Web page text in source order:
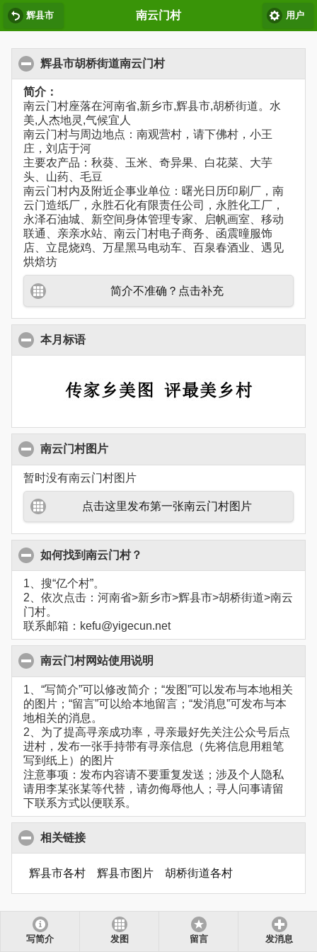
辉县市 南云门村 用户
辉县市胡桥街道南云门村
简介：
南云门村座落在河南省,新乡市,辉县市,胡桥街道。水
美,人杰地灵,气候宜人
南云门村与周边地点：南观营村，请下佛村，小王
庄，刘店于河
主要农产品：秋葵、玉米、奇异果、白花菜、大芋
头、山药、毛豆
南云门村内及附近企事业单位：曙光日历印刷厂，南
云门造纸厂，永胜石化有限责任公司，永胜化工厂，
永泽石油城、新空间身体管理专家、启帆画室、移动
联通、亲亲水站、南云门村电子商务、函震曈服饰
店、立昆烧鸡、万星黑马电动车、百泉春酒业、遇见
烘焙坊
简介不准确？点击补充
本月标语
南云门村图片
暂时没有南云门村图片
点击这里发布第一张南云门村图片
如何找到南云门村？
1、搜“亿个村”。
2、依次点击：河南省>新乡市>辉县市>胡桥街道>南云
门村。
联系邮箱：kefu@yigecun.net
南云门村网站使用说明
1、“写简介”可以修改简介；“发图”可以发布与本地相关
的图片；“留言”可以给本地留言；“发消息”可发布与本
地相关的消息。
2、为了提高寻亲成功率，寻亲最好先关注公众号后点
进村，发布一张手持带有寻亲信息（先将信息用粗笔
写到纸上）的图片
注意事项：发布内容请不要重复发送；涉及个人隐私
请用李某张某等代替，请勿侮辱他人；寻人问事请留
下联系方式以便联系。
相关链接
辉县市各村 辉县市图片 胡桥街道各村
写简介 发图 留言 发消息